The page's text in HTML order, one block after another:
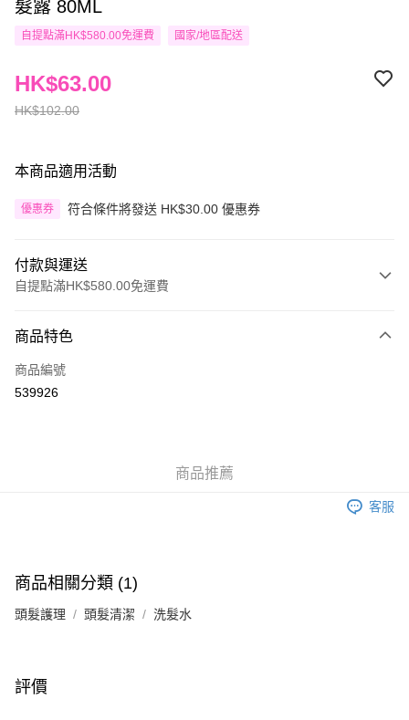
髮露 80ML
自提點滿HK$580.00免運費 國家/地區配送
HK$102.00
HK$63.00
本商品適用活動
優惠券 符合條件將發送 HK$30.00 優惠券
付款與運送
自提點滿HK$580.00免運費
信用卡
Apple Pay
相關說明
銀行匯款 請將存款存到以下銀行帳戶，並於存款單據寫上訂單編號後電郵至
eshop@colourmix-cosmetics.com** **我們不會處理沒有提供存款單據的訂
送貨方式
商品特色
商品編號
539926
商品推薦
客服
商品相關分類 (1)
頭髮護理 頭髮清潔 洗髮水
評價